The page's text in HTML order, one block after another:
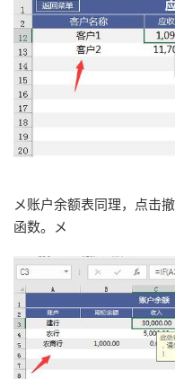
メ账户余额表同理，点击
函数。メ